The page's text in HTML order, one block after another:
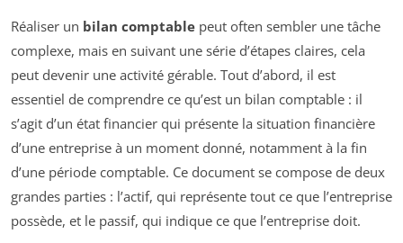
Réaliser un bilan comptable peut often sembler une tâche
complexe, mais en suivant une série d’étapes claires, cela
peut devenir une activité gérable. Tout d’abord, il est
essentiel de comprendre ce qu’est un bilan comptable : il
s’agit d’un état financier qui présente la situation financière
d’une entreprise à un moment donné, notamment à la fin
d’une période comptable. Ce document se compose de deux
grandes parties : l’actif, qui représente tout ce que l’entreprise
possède, et le passif, qui indique ce que l’entreprise doit.